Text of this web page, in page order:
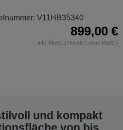
V11HB35340
899,00 €
inkl. MwSt. (755,46 € ohne MwSt.)
und kompakt